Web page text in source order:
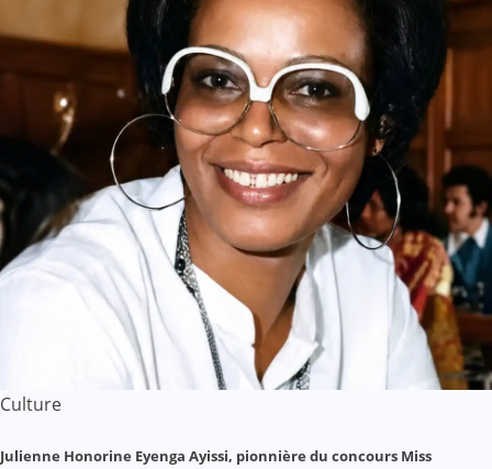
Culture
Julienne Honorine Eyenga Ayissi, pionnière du concours Miss